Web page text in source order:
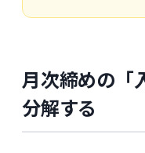
月次締めの
分解する